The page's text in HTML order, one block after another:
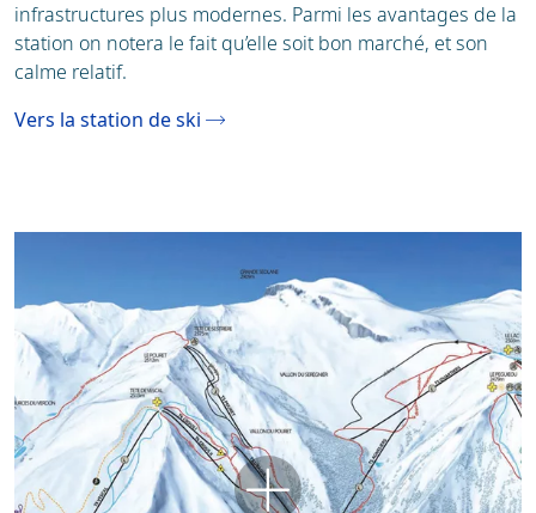
infrastructures plus modernes. Parmi les avantages de la
station on notera le fait qu’elle soit bon marché, et son
calme relatif.
Vers la station de ski